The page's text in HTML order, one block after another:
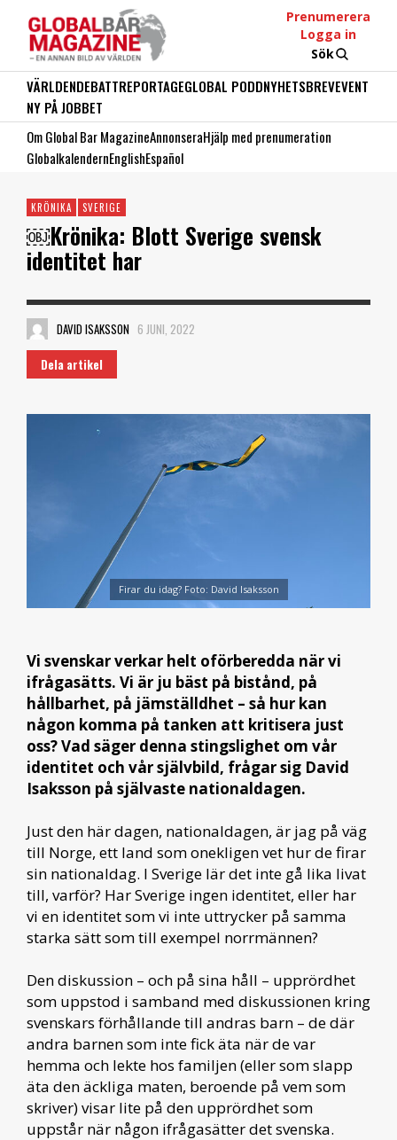
Prenumerera
Logga in
Sök
VÄRLDENDEBATTREPORTAGEGLOBAL PODDNYHETSBREVEVENT
NY PÅ JOBBET
Om Global Bar MagazineAnnonseraHjälp med prenumeration
GlobalkalendernEnglishEspañol
KRÖNIKA SVERIGE
￼Krönika: Blott Sverige svensk
identitet har
DAVID ISAKSSON 6 JUNI, 2022
Dela artikel
Firar du idag? Foto: David Isaksson
Vi svenskar verkar helt oförberedda när vi
ifrågasätts. Vi är ju bäst på bistånd, på
hållbarhet, på jämställdhet – så hur kan
någon komma på tanken att kritisera just
oss? Vad säger denna stingslighet om vår
identitet och vår självbild, frågar sig David
Isaksson på självaste nationaldagen.
Just den här dagen, nationaldagen, är jag på väg
till Norge, ett land som onekligen vet hur de firar
sin nationaldag. I Sverige lär det inte gå lika livat
till, varför? Har Sverige ingen identitet, eller har
vi en identitet som vi inte uttrycker på samma
starka sätt som till exempel norrmännen?
Den diskussion – och på sina håll – upprördhet
som uppstod i samband med diskussionen kring
svenskars förhållande till andras barn – de där
andra barnen som inte fick äta när de var
hemma och lekte hos familjen (eller som slapp
äta den äckliga maten, beroende på vem som
skriver) visar lite på den upprördhet som
uppstår när någon ifrågasätter det svenska.